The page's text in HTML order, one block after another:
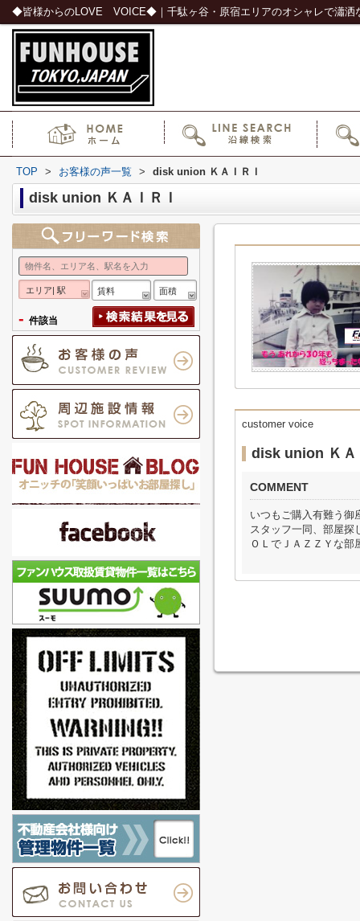
TOP > お客様の声一覧 > disk union ＫＡＩＲＩ
disk union ＫＡＩＲＩ
customer voice
disk union ＫＡ
COMMENT
いつもご購入有難う御
スタッフ一同、部屋探
ＯＬでＪＡＺＺＹな部
エリア| 駅 賃料 面積
- 件該当